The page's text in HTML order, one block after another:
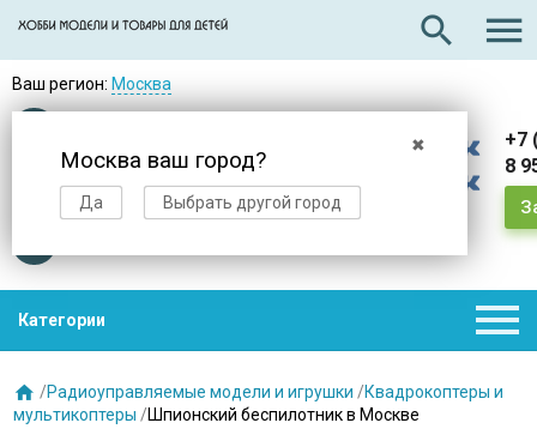
search 
Ваш регион: Москва
✖
Москва ваш город?
Да Выбрать другой город
Доставкав день заказа
+7
8
Категории 
 /Радиоуправляемые модели и игрушки /Квадрокоптеры и
мультикоптеры /Шпионский беспилотник в Москве